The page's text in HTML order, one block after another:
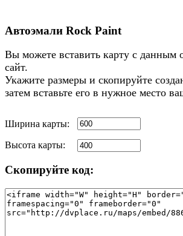
Автоэмали Rock Paint
Вы можете вставить карту с данным
сайт.
Укажите размеры и скопируйте
затем вставьте его в нужное место
Ширина карты:
Высота карты:
Скопируйте код: